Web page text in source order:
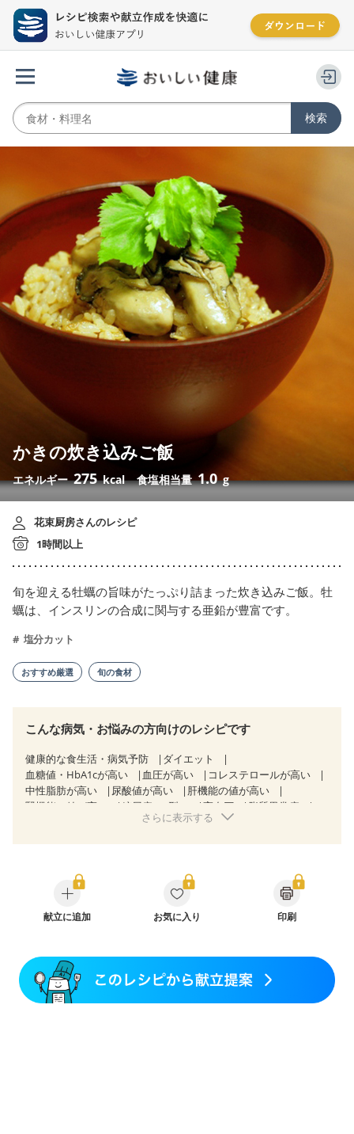
かきの炊き込みご飯
エネルギー275 kcal 食塩相当量1.0 g
花束厨房さんのレシピ
1時間以上
旬を迎える牡蠣の旨味がたっぷり詰まった炊き込みご飯。牡
蠣は、インスリンの合成に関与する亜鉛が豊富です。
塩分カット
おすすめ厳選 旬の食材
こんな病気・お悩みの方向けのレシピです
健康的な食生活・病気予防
ダイエット
血糖値・HbA1cが高い
血圧が高い
コレステロールが高い
中性脂肪が高い
尿酸値が高い
肝機能の値が高い
腎機能の値が高い
糖尿病（2型） 高血圧
脂質異常症
狭心症 心筋梗塞
糖尿病性腎症（第３期）
CKD（ステージ１）
CKD（ステージ２）
CKD（ステージ３a）
乳がん（抗がん剤治療中）
乳がん（ホルモン療法中）
妊娠中(初期)
妊婦健診・血圧が気になる（初期）
妊婦健診・血糖値が気になる（初期）
さらに表示する
献立に追加 お気に入り 印刷